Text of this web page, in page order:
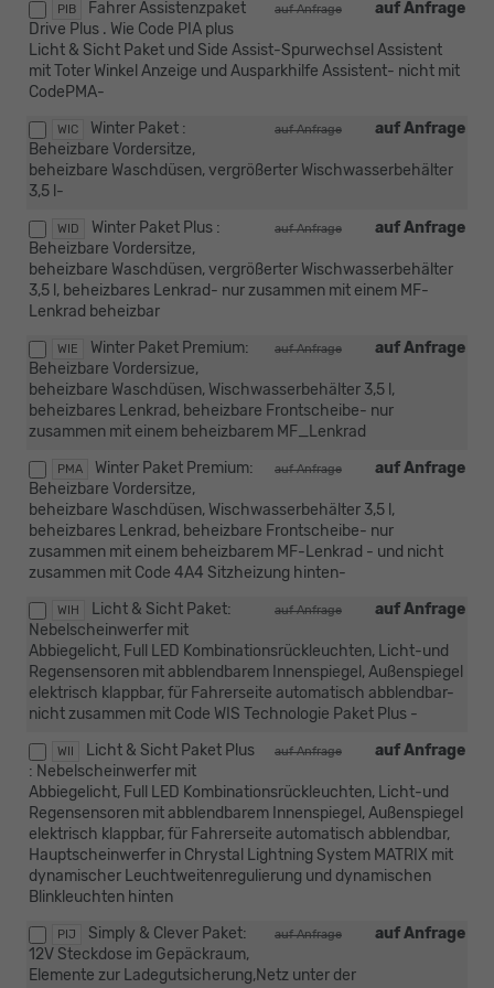
PIB auf Anfrage
auf Anfrage
Fahrer Assistenzpaket
Drive Plus . Wie Code PIA plus
Licht & Sicht Paket und Side Assist-Spurwechsel Assistent
mit Toter Winkel Anzeige und Ausparkhilfe Assistent- nicht mit
CodePMA-
WIC auf Anfrage
auf Anfrage
Winter Paket :
Beheizbare Vordersitze,
beheizbare Waschdüsen, vergrößerter Wischwasserbehälter
3,5 l-
WID auf Anfrage
auf Anfrage
Winter Paket Plus :
Beheizbare Vordersitze,
beheizbare Waschdüsen, vergrößerter Wischwasserbehälter
3,5 l, beheizbares Lenkrad- nur zusammen mit einem MF-
Lenkrad beheizbar
WIE auf Anfrage
auf Anfrage
Winter Paket Premium:
Beheizbare Vordersizue,
beheizbare Waschdüsen, Wischwasserbehälter 3,5 l,
beheizbares Lenkrad, beheizbare Frontscheibe- nur
zusammen mit einem beheizbarem MF_Lenkrad
PMA auf Anfrage
auf Anfrage
Winter Paket Premium:
Beheizbare Vordersitze,
beheizbare Waschdüsen, Wischwasserbehälter 3,5 l,
beheizbares Lenkrad, beheizbare Frontscheibe- nur
zusammen mit einem beheizbarem MF-Lenkrad - und nicht
zusammen mit Code 4A4 Sitzheizung hinten-
WIH auf Anfrage
auf Anfrage
Licht & Sicht Paket:
Nebelscheinwerfer mit
Abbiegelicht, Full LED Kombinationsrückleuchten, Licht-und
Regensensoren mit abblendbarem Innenspiegel, Außenspiegel
elektrisch klappbar, für Fahrerseite automatisch abblendbar-
nicht zusammen mit Code WIS Technologie Paket Plus -
WII auf Anfrage
auf Anfrage
Licht & Sicht Paket Plus
: Nebelscheinwerfer mit
Abbiegelicht, Full LED Kombinationsrückleuchten, Licht-und
Regensensoren mit abblendbarem Innenspiegel, Außenspiegel
elektrisch klappbar, für Fahrerseite automatisch abblendbar,
Hauptscheinwerfer in Chrystal Lightning System MATRIX mit
dynamischer Leuchtweitenregulierung und dynamischen
Blinkleuchten hinten
PIJ auf Anfrage
auf Anfrage
Simply & Clever Paket:
12V Steckdose im Gepäckraum,
Elemente zur Ladegutsicherung,Netz unter der